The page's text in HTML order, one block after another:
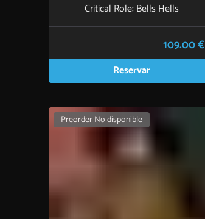
Critical Role: Bells Hells
109.00 €
Reservar
Preorder No disponible